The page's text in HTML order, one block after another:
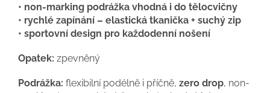
• non-marking podrážka vhodná i do tělocvičny
• rychlé zapínání – elastická tkanička + suchý zip
• sportovní design pro každodenní nošení
Opatek: zpevněný
Podrážka: flexibilní podélně i příčně, zero drop, non-